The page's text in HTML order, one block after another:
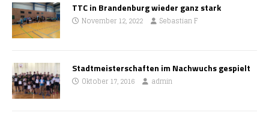
TTC in Brandenburg wieder ganz stark
November 12, 2022 Sebastian F
Stadtmeisterschaften im Nachwuchs gespielt
Oktober 17, 2016 admin